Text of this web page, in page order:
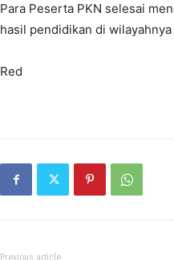
Para Peserta PKN selesai
hasil pendidikan di
Red